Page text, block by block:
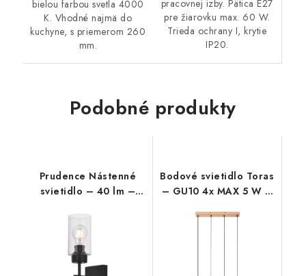
bielou farbou svetla 4000
K. Vhodné najmä do
kuchyne, s priemerom 260
mm.
pracovnej izby. Pätica E27
pre žiarovku max. 60 W.
Trieda ochrany I, krytie
IP20.
Podobné produkty
Prudence Nástenné
svietidlo – 40 lm –
Bodové svietidlo Toras
– GU10 4x MAX 5 W –